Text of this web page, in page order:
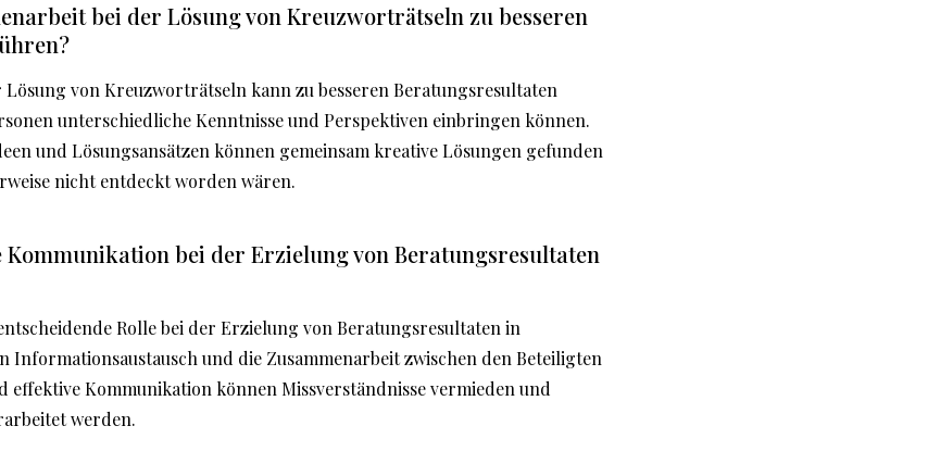
bei der Lösung von Kreuzworträtseln zu besseren
Lösung von Kreuzworträtseln kann zu besseren Beratungsresultaten
unterschiedliche Kenntnisse und Perspektiven einbringen können.
und Lösungsansätzen können gemeinsam kreative Lösungen gefunden
nicht entdeckt worden wären.
Kommunikation bei der Erzielung von Beratungsresultaten
Rolle bei der Erzielung von Beratungsresultaten in
Informationsaustausch und die Zusammenarbeit zwischen den Beteiligten
Kommunikation können Missverständnisse vermieden und
werden.